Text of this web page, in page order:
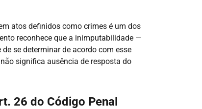
atos definidos como crimes é um dos
reconhece que a inimputabilidade —
se determinar de acordo com esse
significa ausência de resposta do
26 do Código Penal